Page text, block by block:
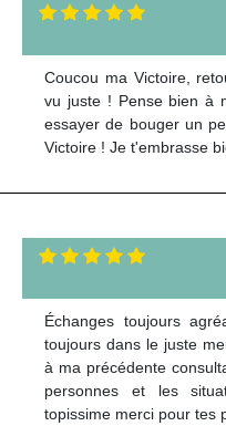
Coucou ma Victoire,
vu juste ! Pense bien à
essayer de bouger un
Victoire ! Je t'embrasse
Échanges toujours
toujours dans le juste
à ma précédente
personnes et les
topissime merci pour tes